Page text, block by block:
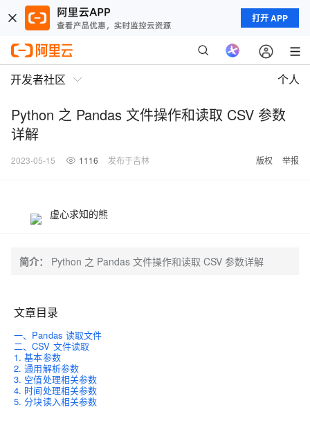
打开 APP
开发者社区 个人
Python 之 Pandas 文件操作和读取 CSV 参数
详解
2023-05-15 1116 发布于吉林 版权 举报
虚心求知的熊
简介： Python 之 Pandas 文件操作和读取 CSV 参数详解
文章目录
一、Pandas 读取文件
二、CSV 文件读取
1. 基本参数
2. 通用解析参数
3. 空值处理相关参数
4. 时间处理相关参数
5. 分块读入相关参数